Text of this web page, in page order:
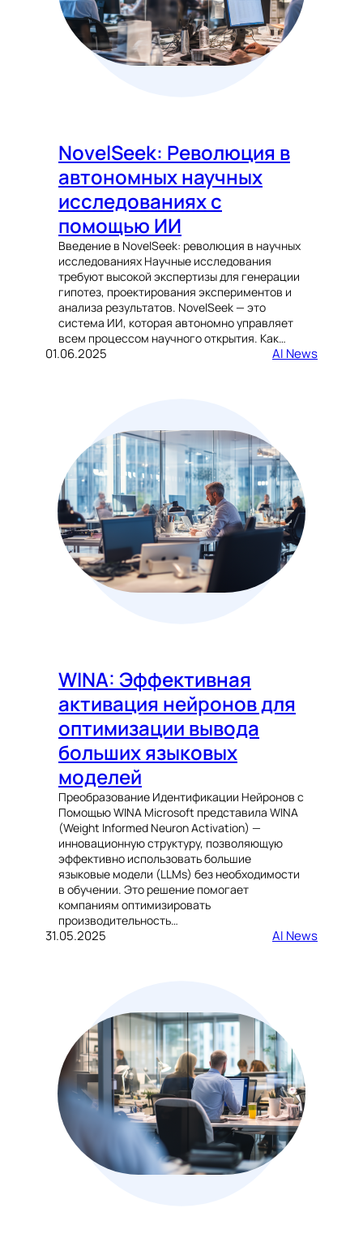
NovelSeek: Революция в
автономных научных
исследованиях с
помощью ИИ
Введение в NovelSeek: революция в научных
исследованиях Научные исследования
требуют высокой экспертизы для генерации
гипотез, проектирования экспериментов и
анализа результатов. NovelSeek — это
система ИИ, которая автономно управляет
всем процессом научного открытия. Как…
01.06.2025 AI News
WINA: Эффективная
активация нейронов для
оптимизации вывода
больших языковых
моделей
Преобразование Идентификации Нейронов с
Помощью WINA Microsoft представила WINA
(Weight Informed Neuron Activation) —
инновационную структуру, позволяющую
эффективно использовать большие
языковые модели (LLMs) без необходимости
в обучении. Это решение помогает
компаниям оптимизировать
производительность…
31.05.2025 AI News